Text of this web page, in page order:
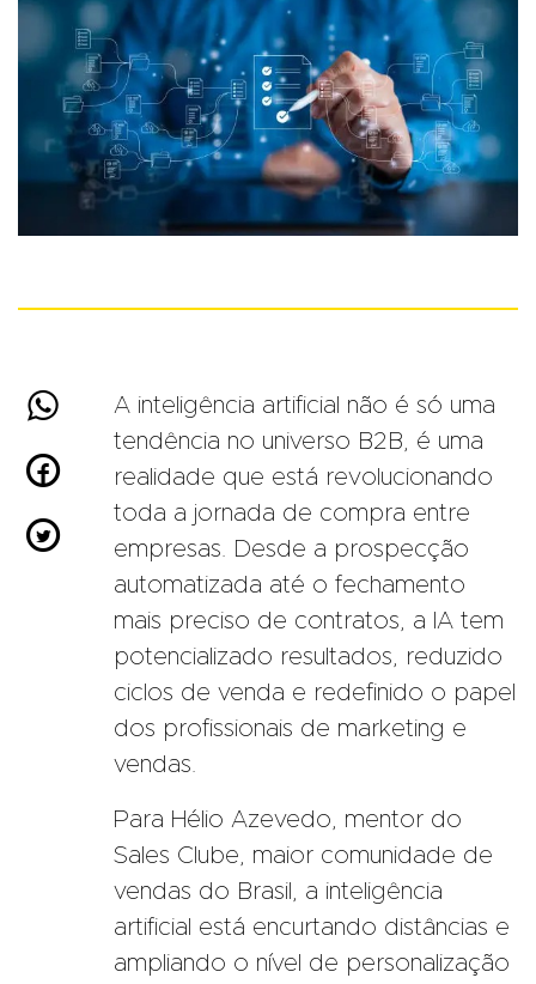



A inteligência artificial não é só uma
tendência no universo B2B, é uma
realidade que está revolucionando
toda a jornada de compra entre
empresas. Desde a prospecção
automatizada até o fechamento
mais preciso de contratos, a IA tem
potencializado resultados, reduzido
ciclos de venda e redefinido o papel
dos profissionais de marketing e
vendas.
Para Hélio Azevedo, mentor do
Sales Clube, maior comunidade de
vendas do Brasil, a inteligência
artificial está encurtando distâncias e
ampliando o nível de personalização